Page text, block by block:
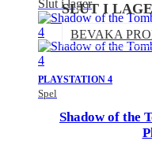
Slut i lager
PLAYSTATION 4
Spel
SLUT I
BEVAKA
Shadow of the